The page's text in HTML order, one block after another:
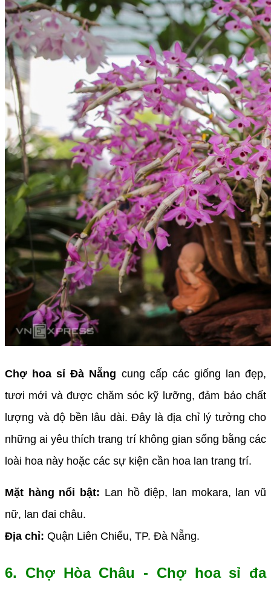
Chợ hoa sỉ Đà Nẵng cung cấp các giống lan đẹp,
tươi mới và được chăm sóc kỹ lưỡng, đảm bảo chất
lượng và độ bền lâu dài. Đây là địa chỉ lý tưởng cho
những ai yêu thích trang trí không gian sống bằng các
loài hoa này hoặc các sự kiện cần hoa lan trang trí.
Mặt hàng nổi bật: Lan hồ điệp, lan mokara, lan vũ
nữ, lan đai châu.
Địa chỉ: Quận Liên Chiểu, TP. Đà Nẵng.
6. Chợ Hòa Châu - Chợ hoa sỉ đa